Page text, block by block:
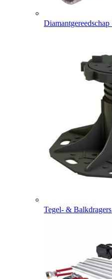
Diamantgereedschap
Tegel- & Balkdragers